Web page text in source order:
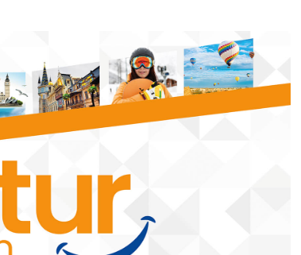
Metin Akyel, DEİK Litvanya İş
Konseyi Üyeliğine Seçildi